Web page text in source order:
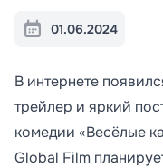
01.06.2024
В интернете
трейлер и яркий
комедии «Весёлые
Global Film